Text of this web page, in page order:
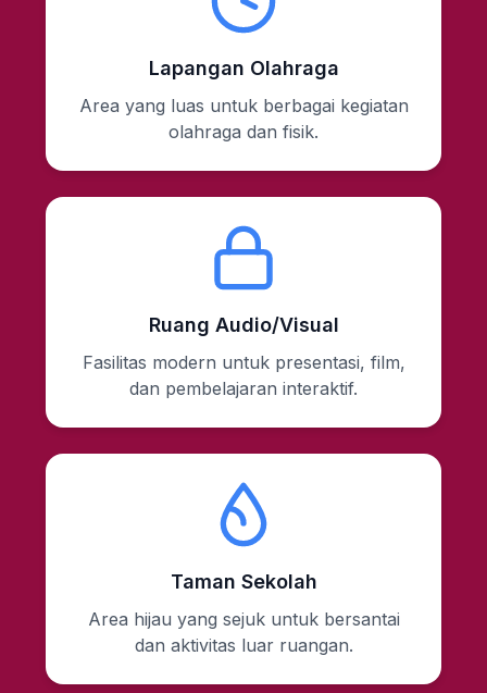
Lapangan Olahraga
Area yang luas untuk berbagai kegiatan
olahraga dan fisik.
Ruang Audio/Visual
Fasilitas modern untuk presentasi, film,
dan pembelajaran interaktif.
Taman Sekolah
Area hijau yang sejuk untuk bersantai
dan aktivitas luar ruangan.